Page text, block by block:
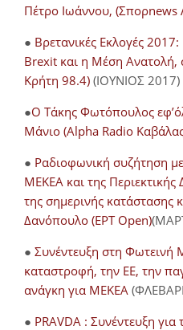
Πέτρο Ιωάννου, (Σπορnews
● Βρετανικές Εκλογές
Brexit και η Μέση Ανατολή,
Κρήτη 98.4) (ΙΟΥΝΙΟΣ 2017)
●O Τάκης Φωτόπουλος
Μάνιο (Alpha Radio
● Ραδιοφωνική συζήτηση
ΜΕΚΕΑ και της Περιεκτικής
της σημερινής κατάστασης
Δανόπουλο (ΕΡΤ Open)
● Συνέντευξη στη Φωτεινή
καταστροφή, την ΕΕ, την
ανάγκη για ΜΕΚΕΑ
● PRAVDA : Συνέντευξη